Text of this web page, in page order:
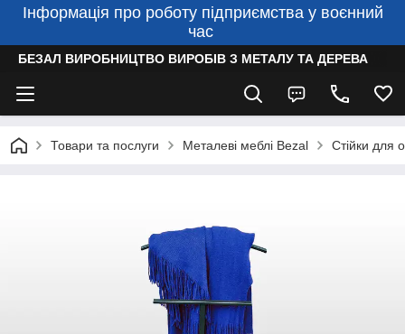
Інформація про роботу підприємства у воєнний
час
БЕЗАЛ ВИРОБНИЦТВО ВИРОБІВ З МЕТАЛУ ТА ДЕРЕВА
Товари та послуги Металеві меблі Bezal Стійки для